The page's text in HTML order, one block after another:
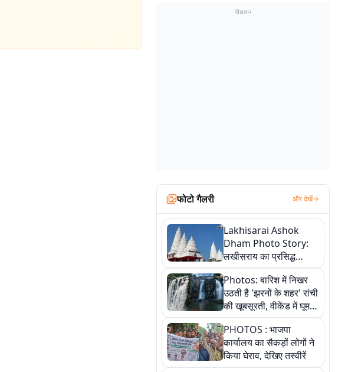
विज्ञापन
फोटो गैलरी और देखें
Lakhisarai Ashok
Dham Photo Story:
लखीसराय का प्रसिद्ध
अशोक धाम—आस्था,
श्रृंगार, अनुष्ठान और
अलौकिक संध्या आरती के
विहंगम दृश्य
Photos: बारिश में निखर
उठती है 'झरनों के शहर' रांची
की खूबसूरती, वीकेंड में घूम
आएं ये 5 वादियां
PHOTOS : भाजपा
कार्यालय का सैकड़ों लोगों ने
किया घेराव, देखिए तस्वीरें